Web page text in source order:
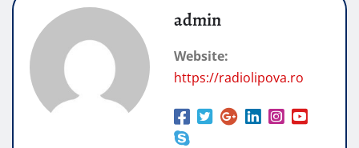
admin
Website:
https://radiolipova.ro